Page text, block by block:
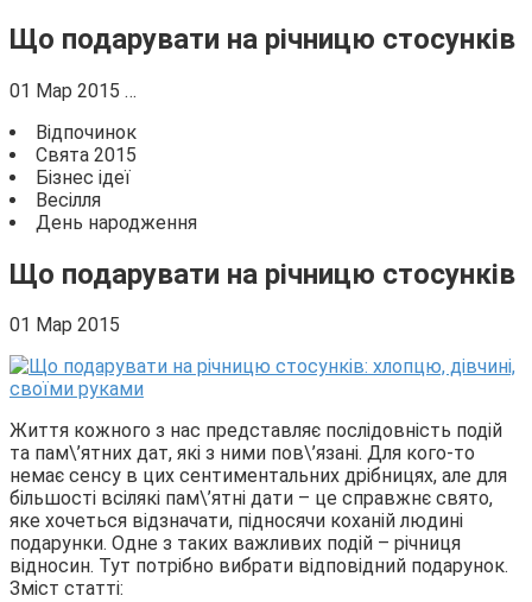
Що подарувати на річницю стосунків
01 Мар 2015 …
Відпочинок
Свята 2015
Бізнес ідеї
Весілля
День народження
Що подарувати на річницю стосунків
01 Мар 2015
Життя кожного з нас представляє послідовність подій
та пам\’ятних дат, які з ними пов\’язані. Для кого-то
немає сенсу в цих сентиментальних дрібницях, але для
більшості всілякі пам\’ятні дати – це справжнє свято,
яке хочеться відзначати, підносячи коханій людині
подарунки. Одне з таких важливих подій – річниця
відносин. Тут потрібно вибрати відповідний подарунок.
Зміст статті: